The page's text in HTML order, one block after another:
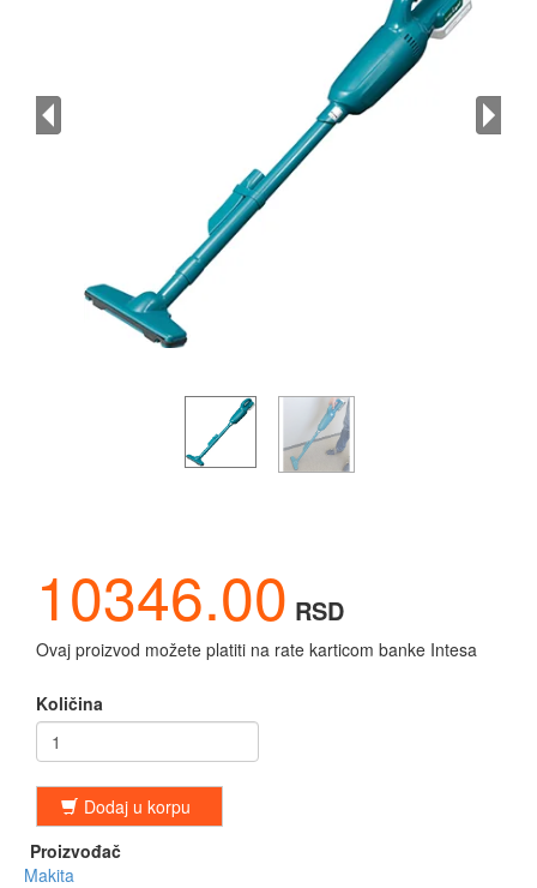
10346.00 RSD
Ovaj proizvod možete platiti na rate karticom banke Intesa
Količina
Dodaj u korpu
Proizvođač
Makita